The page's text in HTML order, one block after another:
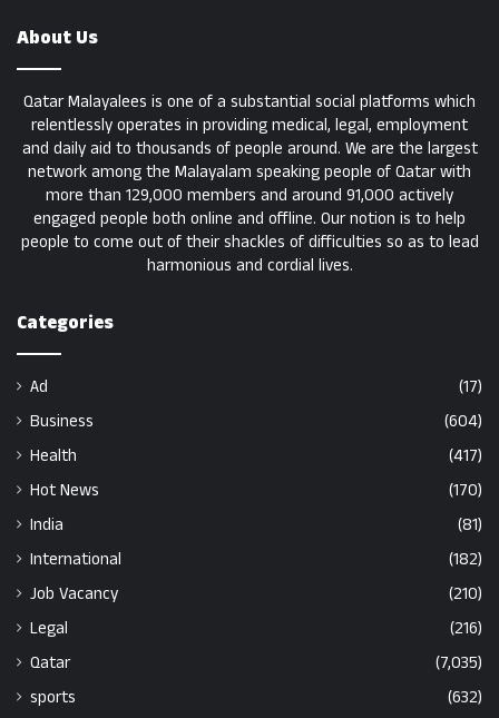
About Us
Qatar Malayalees is one of a substantial social platforms which
relentlessly operates in providing medical, legal, employment
and daily aid to thousands of people around. We are the largest
network among the Malayalam speaking people of Qatar with
more than 129,000 members and around 91,000 actively
engaged people both online and offline. Our notion is to help
people to come out of their shackles of difficulties so as to lead
harmonious and cordial lives.
Categories
Ad
(17)
Business
(604)
Health
(417)
Hot News
(170)
India
(81)
International
(182)
Job Vacancy
(210)
Legal
(216)
Qatar
(7,035)
sports
(632)